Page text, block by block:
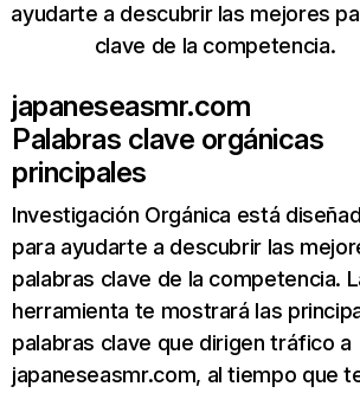
ayudarte a descubrir las mejores
clave de la competencia.
japaneseasmr.com
Palabras clave orgánicas
principales
Investigación Orgánica está
para ayudarte a descubrir las
palabras clave de la competencia.
herramienta te mostrará las
palabras clave que dirigen tráfico a
japaneseasmr.com, al tiempo que